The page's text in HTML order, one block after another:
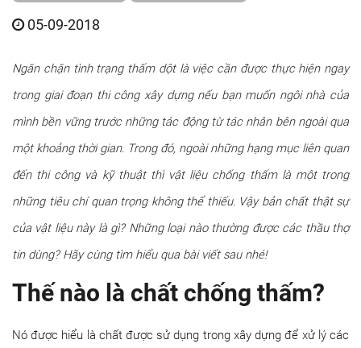
05-09-2018
Ngăn chặn tình trạng thấm dột là việc cần được thực hiện ngay
trong giai đoạn thi công xây dựng nếu bạn muốn ngôi nhà của
mình bền vững trước những tác động từ tác nhân bên ngoài qua
một khoảng thời gian. Trong đó, ngoài những hạng mục liên quan
đến thi công và kỹ thuật thì vật liệu chống thấm là một trong
những tiêu chí quan trọng không thể thiếu. Vậy bản chất thật sự
của vật liệu này là gì? Những loại nào thường được các thầu thợ
tin dùng? Hãy cùng tìm hiểu qua bài viết sau nhé!
Thế nào là chất chống thấm?
Nó được hiểu là chất được sử dụng trong xây dựng để xử lý các